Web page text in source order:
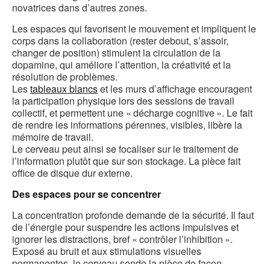
novatrices dans d’autres zones.
Les espaces qui favorisent le mouvement et impliquent le
corps dans la collaboration (rester debout, s’assoir,
changer de position) stimulent la circulation de la
dopamine, qui améliore l’attention, la créativité et la
résolution de problèmes.
Lestableaux blancset les murs d’affichage encouragent
la participation physique lors des sessions de travail
collectif, et permettent une « décharge cognitive ». Le fait
de rendre les informations pérennes, visibles, libère la
mémoire de travail.
Le cerveau peut ainsi se focaliser sur le traitement de
l’information plutôt que sur son stockage. La pièce fait
office de disque dur externe.
Des espaces pour se concentrer
La concentration profonde demande de la sécurité. Il faut
de l’énergie pour suspendre les actions impulsives et
ignorer les distractions, bref « contrôler l’inhibition ».
Exposé au bruit et aux stimulations visuelles